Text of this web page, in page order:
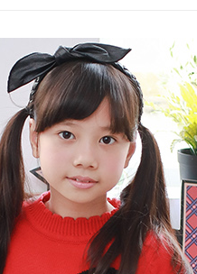
付款後7-11取貨
每筆NT$80，滿
宅配
每筆NT$80，滿